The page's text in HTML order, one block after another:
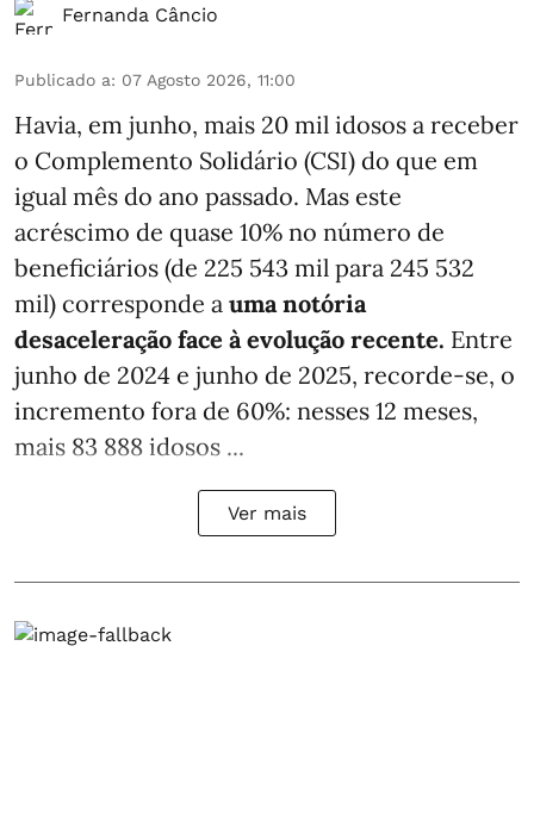
Fernanda Câncio
Publicado a: 07 Agosto 2026, 11:00
Havia, em junho, mais 20 mil idosos a receber
o Complemento Solidário (CSI) do que em
igual mês do ano passado. Mas este
acréscimo de quase 10% no número de
beneficiários (de 225 543 mil para 245 532
mil) corresponde a uma notória
desaceleração face à evolução recente. Entre
junho de 2024 e junho de 2025, recorde-se, o
incremento fora de 60%: nesses 12 meses,
mais 83 888 idosos ...
Ver mais